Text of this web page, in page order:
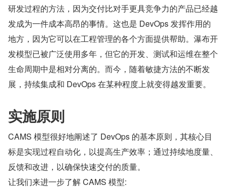
研发过程的方法，因为交付比对手更具竞争力的产品已经越
发成为一件成本高昂的事情。这也是 DevOps 发挥作用的
地方，因为它可以在工程管理的各个方面提供帮助。瀑布开
发模型已被广泛使用多年，但它的开发、测试和运维在整个
生命周期中是相对分离的。而今，随着敏捷方法的不断发
展，持续集成和 DevOps 在某种程度上就变得越发重要。
实施原则
CAMS 模型很好地阐述了 DevOps 的基本原则，其核心目
标是实现过程自动化，以提高生产效率；通过持续地度量、
反馈和改进，以确保快速交付的质量。
让我们来进一步了解 CAMS 模型: